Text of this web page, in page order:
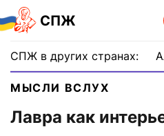
СПЖ
СПЖ в других странах:
МЫСЛИ ВСЛУХ
Лавра как